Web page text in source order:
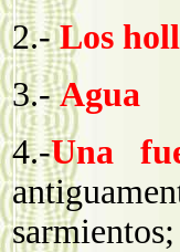
2.-Los
3.-Agua
4.-Una